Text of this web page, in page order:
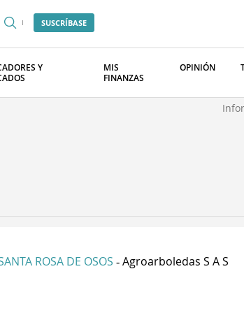
SUSCRÍBASE
Y
MIS
FINANZAS
OPINIÓN
ROSA DE OSOS - Agroarboledas S A S